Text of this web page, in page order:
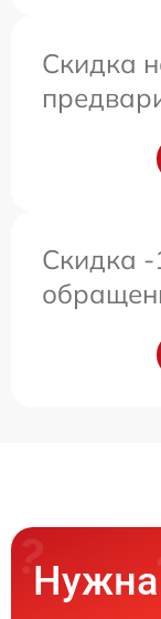
Скидка
Скидка -
Нужна